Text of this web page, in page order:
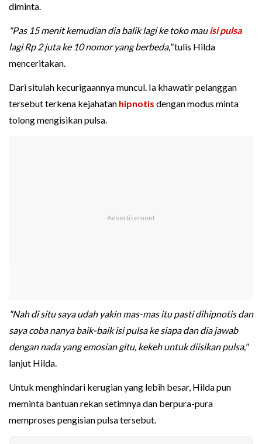
diminta.
"Pas 15 menit kemudian dia balik lagi ke toko mauisi pulsa
lagi Rp 2 juta ke 10 nomor yang berbeda,"tulis Hilda
menceritakan.
Dari situlah kecurigaannya muncul. Ia khawatir pelanggan
tersebut terkena kejahatan hipnotis dengan modus minta
tolong mengisikan pulsa.
"Nah di situ saya udah yakin mas-mas itu pasti dihipnotis dan
saya coba nanya baik-baik isi pulsa ke siapa dan dia jawab
dengan nada yang emosian gitu, kekeh untuk diisikan pulsa,"
lanjut Hilda.
Untuk menghindari kerugian yang lebih besar, Hilda pun
meminta bantuan rekan setimnya dan berpura-pura
memproses pengisian pulsa tersebut.